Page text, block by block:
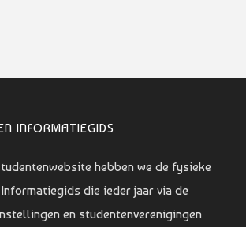
INFORMATIEGIDS
hebben we de fysieke
die ieder jaar via de
en studentenverenigingen